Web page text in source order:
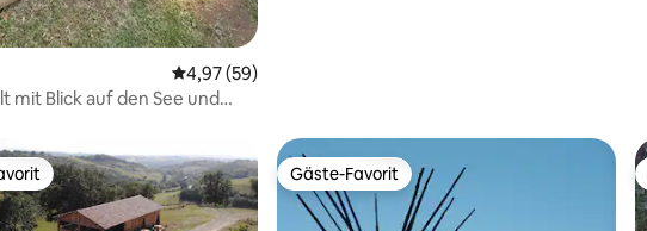
Durchschnittliche Bewertung: 4,97 von 5, 59 Bewertungen
4,97 (59)
mit Blick auf den See und
Gäste-Favorit
Gäste-Favorit